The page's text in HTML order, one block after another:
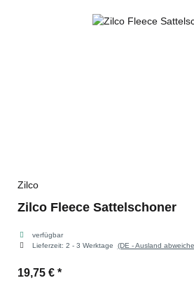
Zilco
Zilco Fleece Sattelschoner
verfügbar
Lieferzeit: 2 - 3 Werktage (DE - Ausland
19,75 € *